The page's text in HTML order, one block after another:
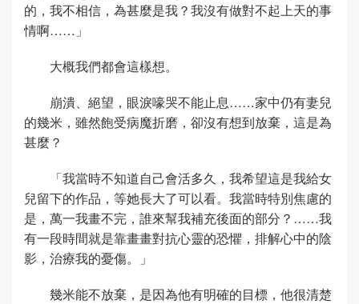
的，我不相信，為甚麼是我？我沒有做對不起上天的事
情啊……」
大概我們都會這樣想。
崩潰、絕望，眼淚嚎哭不能止息……家中仍有妻兒
的幾米，雖然飽受病魔折磨，卻沒有想到放棄，這是為
甚麼？
「我當時不知道自己會活多久，我希望這是我給女
兒留下的作品，等她長大了可以看。我當時特別焦慮的
是，萬一我畫不完，誰來幫我補充後面的部分？……我
有一段時間就是靠畫畫對抗心靈的恐懼，排解心中的陰
影，治療我的憂傷。」
幾米能不放棄，是因為他有明確的目標，他很清楚